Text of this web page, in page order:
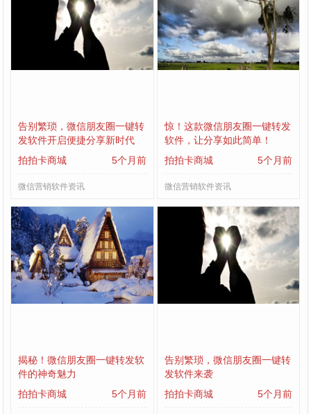
告别繁琐，微信朋友圈一键转
发软件开启便捷分享新时代
拍拍卡商城
5个月前
微信营销软件资讯
惊！这款微信朋友圈一键转发
软件，让分享如此简单！
拍拍卡商城
5个月前
微信营销软件资讯
揭秘！微信朋友圈一键转发软
件的神奇魅力
拍拍卡商城
5个月前
告别繁琐，微信朋友圈一键转
发软件来袭
拍拍卡商城
5个月前